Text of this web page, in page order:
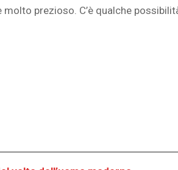
prezioso. C’è qualche